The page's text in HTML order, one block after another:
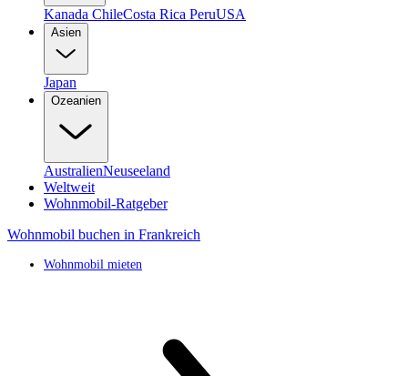
Kanada ChileCosta Rica PeruUSA
Asien
Japan
Ozeanien
AustralienNeuseeland
Weltweit
Wohnmobil-Ratgeber
Wohnmobil buchen in Frankreich
Wohnmobil mieten